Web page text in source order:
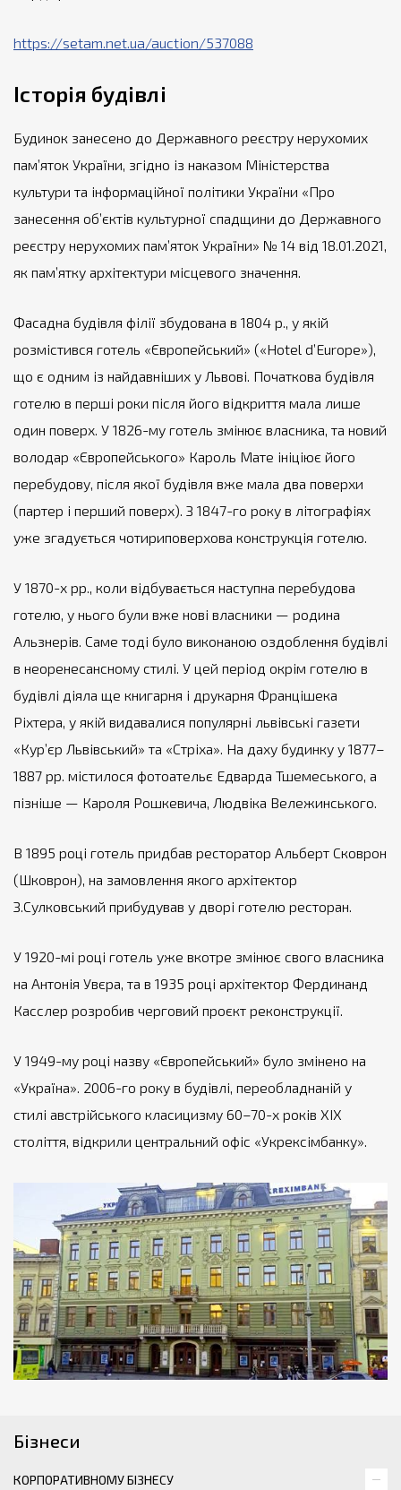
https://setam.net.ua/auction/537088
Історія будівлі
Будинок занесено до Державного реєстру нерухомих
пам’яток України, згідно із наказом Міністерства
культури та інформаційної політики України «Про
занесення об’єктів культурної спадщини до Державного
реєстру нерухомих пам’яток України» № 14 від 18.01.2021,
як пам’ятку архітектури місцевого значення.
Фасадна будівля філії збудована в 1804 р., у якій
розмістився готель «Європейський» («Hotel d’Europe»),
що є одним із найдавніших у Львові. Початкова будівля
готелю в перші роки після його відкриття мала лише
один поверх. У 1826-му готель змінює власника, та новий
володар «Європейського» Кароль Мате ініціює його
перебудову, після якої будівля вже мала два поверхи
(партер і перший поверх). З 1847-го року в літографіях
уже згадується чотириповерхова конструкція готелю.
У 1870-х рр., коли відбувається наступна перебудова
готелю, у нього були вже нові власники — родина
Альзнерів. Саме тоді було виконаною оздоблення будівлі
в неоренесансному стилі. У цей період окрім готелю в
будівлі діяла ще книгарня і друкарня Францішека
Ріхтера, у якій видавалися популярні львівські газети
«Кур’єр Львівський» та «Стріха». На даху будинку у 1877–
1887 рр. містилося фотоательє Едварда Тшемеського, а
пізніше — Кароля Рошкевича, Людвіка Вележинського.
В 1895 році готель придбав ресторатор Альберт Сковрон
(Шковрон), на замовлення якого архітектор
З.Сулковський прибудував у дворі готелю ресторан.
У 1920-мі році готель уже вкотре змінює свого власника
на Антонія Увєра, та в 1935 році архітектор Фердинанд
Касслер розробив черговий проєкт реконструкції.
У 1949-му році назву «Європейський» було змінено на
«Україна». 2006-го року в будівлі, переобладнаній у
стилі австрійського класицизму 60–70-х років XIX
століття, відкрили центральний офіс «Укрексімбанку».
Бізнеси
КОРПОРАТИВНОМУ БІЗНЕСУ